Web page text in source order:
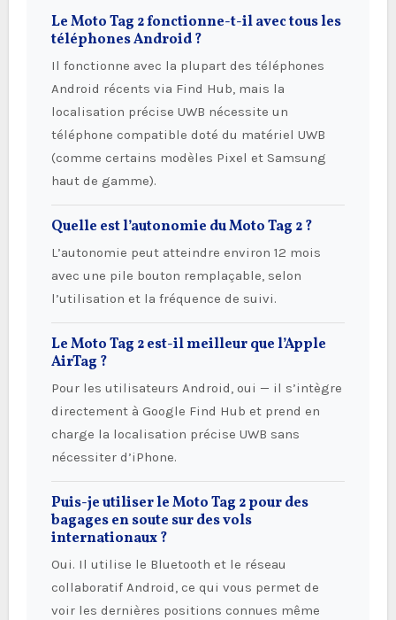
Le Moto Tag 2 fonctionne-t-il avec tous les
téléphones Android ?
Il fonctionne avec la plupart des téléphones
Android récents via Find Hub, mais la
localisation précise UWB nécessite un
téléphone compatible doté du matériel UWB
(comme certains modèles Pixel et Samsung
haut de gamme).
Quelle est l’autonomie du Moto Tag 2 ?
L’autonomie peut atteindre environ 12 mois
avec une pile bouton remplaçable, selon
l’utilisation et la fréquence de suivi.
Le Moto Tag 2 est-il meilleur que l’Apple
AirTag ?
Pour les utilisateurs Android, oui — il s’intègre
directement à Google Find Hub et prend en
charge la localisation précise UWB sans
nécessiter d’iPhone.
Puis-je utiliser le Moto Tag 2 pour des
bagages en soute sur des vols
internationaux ?
Oui. Il utilise le Bluetooth et le réseau
collaboratif Android, ce qui vous permet de
voir les dernières positions connues même